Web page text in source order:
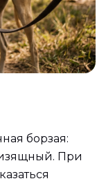
борзая:
При